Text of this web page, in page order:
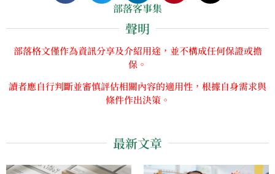
部落客事集
聲明
部落格文僅作為資訊分享及介紹用途，並不構成任何保證或擔
保。
讀者應自行判斷並審慎評估相關內容的適用性，根據自身需求與
條件作出決策。
最新文章